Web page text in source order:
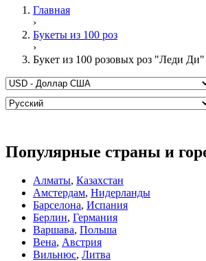
Главная
›
Букеты из 100 роз
›
Букет из 100 розовых роз "Леди Ди"
Популярные страны и
Алматы, Казахстан
Амстердам, Нидерланды
Барселона, Испания
Берлин, Германия
Варшава, Польша
Вена, Австрия
Вильнюс, Литва